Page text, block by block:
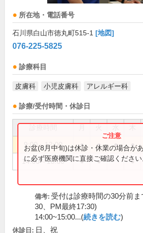
所在地・電話番号
石川県白山市徳丸町515-1 [地図]
076-225-5825
診療科目
皮膚科 小児皮膚科 アレルギー科
診療/受付時間・休診日
9:00～12:00 ● ● ● ●
14:00～18:00 ● ● ●
お盆(8月中旬)は休診・休業の場合が
に必ず医療機関に直接ご確認ください
備考: 受付は診療時間の30分前
30、PM最終17:30)
14:00~15:00...(続きを読む)
休診日: 日、祝